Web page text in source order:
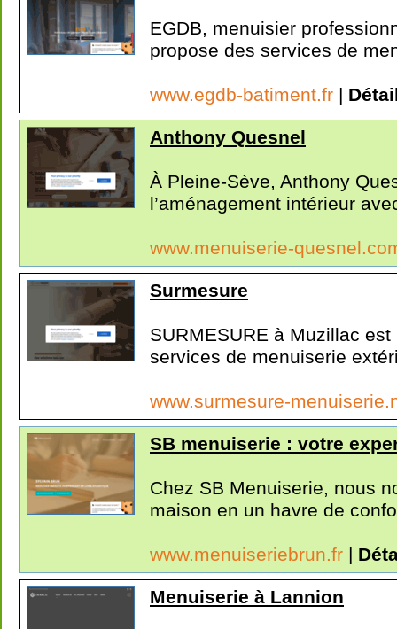
EGDB, menuisier
propose des services de
www.egdb-batiment.fr |
Anthony Quesnel
À Pleine-Sève, Anthony
l’aménagement intérieur
www.menuiserie-
Surmesure
SURMESURE à Muzillac
services de menuiserie
www.surmesure-
SB menuiserie : votre
Chez SB Menuiserie, nous
maison en un havre de
www.menuiseriebrun.fr |
Menuiserie à Lannion